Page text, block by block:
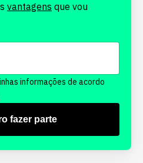
vantagens que vou
informações de acordo
fazer parte